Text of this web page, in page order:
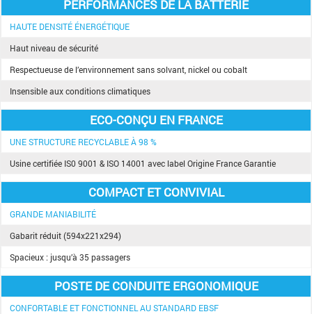
HAUTE DENSITÉ ÉNERGÉTIQUE
Haut niveau de sécurité
Respectueuse de l’environnement sans solvant, nickel ou cobalt
Insensible aux conditions climatiques
PERFORMANCES DE LA BATTERIE
ECO-CONÇU EN FRANCE
UNE STRUCTURE RECYCLABLE À 98 %
Usine certifiée IS0 9001 & ISO 14001 avec label Origine France Garantie
GRANDE MANIABILITÉ
Gabarit réduit (594x221x294)
Spacieux : jusqu’à 35 passagers
COMPACT ET CONVIVIAL
POSTE DE CONDUITE ERGONOMIQUE
CONFORTABLE ET FONCTIONNEL AU STANDARD EBSF